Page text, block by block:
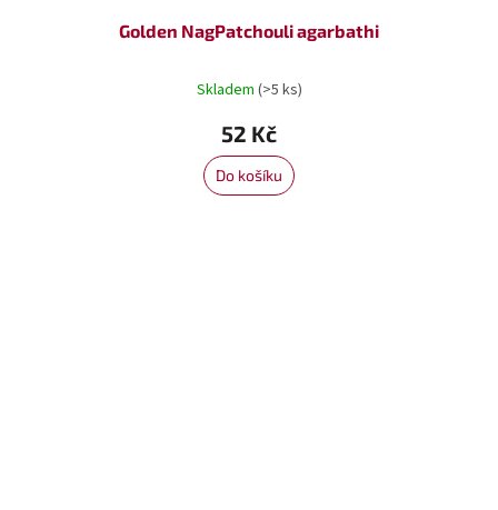
Golden NagPatchouli agarbathi
Skladem (>5 ks)
52 Kč
Do košíku